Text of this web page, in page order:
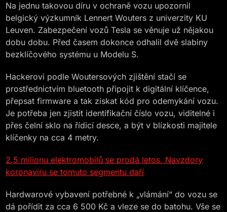
Na jednu takovou díru v ochraně vozu upozornil
belgický výzkumník Lennert Wouters z univerzity KU
Leuven. Zabezpečení vozů Tesla se věnuje už nějakou
dobu dobu. Před časem dokonce odhalil dvě slabiny
bezklíčového systému u Modelu S.
Hackerovi podle Woutersových zjištění stačí se
prostřednictvím bluetooth připojit k digitální klíčence,
přepsat firmware a tak získat kód pro odemykání vozu.
Je potřeba jen zjistit identifikační číslo vozu, viditelné i
přes čelní sklo na řídicí desce, a být v blízkosti majitele
klíčenky na cca 4 metry.
2,5 milionu elektromobilů se prodá letos. Navzdory
koronaviru se tomuto segmentu daří
Hardwarové vybavení potřebné k „vlámání“ do vozu se
dá pořídit za cca 6 500 Kč a vleze se do batohu. Vše se